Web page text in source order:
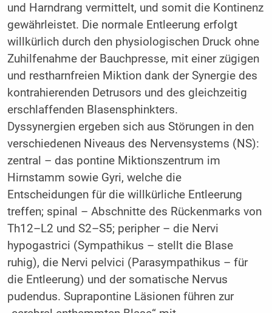
und Harndrang vermittelt, und somit die Kontinenz
gewährleistet. Die normale Entleerung erfolgt
willkürlich durch den physiologischen Druck ohne
Zuhilfenahme der Bauchpresse, mit einer zügigen
und restharnfreien Miktion dank der Synergie des
kontrahierenden Detrusors und des gleichzeitig
erschlaffenden Blasensphinkters.
Dyssynergien ergeben sich aus Störungen in den
verschiedenen Niveaus des Nervensystems (NS):
zentral – das pontine Miktionszentrum im
Hirnstamm sowie Gyri, welche die
Entscheidungen für die willkürliche Entleerung
treffen; spinal – Abschnitte des Rückenmarks von
Th12–L2 und S2–S5; peripher – die Nervi
hypogastrici (Sympathikus – stellt die Blase
ruhig), die Nervi pelvici (Parasympathikus – für
die Entleerung) und der somatische Nervus
pudendus. Suprapontine Läsionen führen zur